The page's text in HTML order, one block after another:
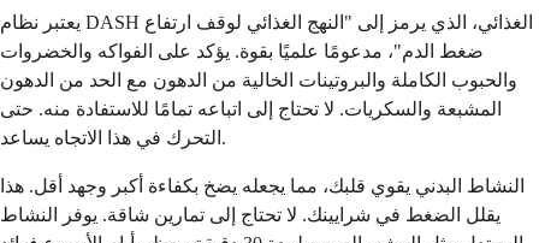
يعتبر نظام DASH الغذائي، الذي يرمز إلى "النهج الغذائي لوقف ارتفاع
ضغط الدم"، مدعومًا علميًا بقوة. يؤكد على الفواكه والخضروات
والحبوب الكاملة والبروتينات الخالية من الدهون مع الحد من الدهون
المشبعة والسكريات. لا تحتاج إلى اتباعه تمامًا للاستفادة منه. حتى
التحرك في هذا الاتجاه يساعد.
النشاط البدني يقوي قلبك، مما يجعله يضخ بكفاءة أكبر وجهد أقل. هذا
يقلل الضغط في شرايينك. لا تحتاج إلى تمارين شاقة. يوفر النشاط